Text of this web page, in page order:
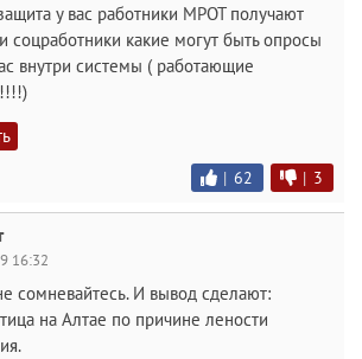
у вас работники МРОТ получают
соцработники какие могут быть опросы
внутри системы ( работающие
| 62 | 3
16:32
сомневайтесь. И вывод сделают:
на Алтае по причине лености